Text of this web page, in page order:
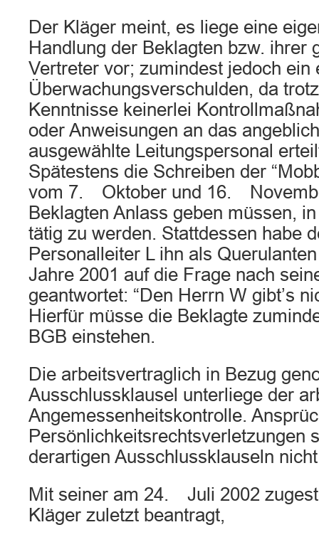
Der Kläger meint, es liege eine
Handlung der Beklagten bzw. ihrer
Vertreter vor; zumindest jedoch ein
Überwachungsverschulden, da
Kenntnisse keinerlei
oder Anweisungen an das
ausgewählte Leitungspersonal
Spätestens die Schreiben der
vom 7. Oktober und 16.
Beklagten Anlass geben müssen,
tätig zu werden. Stattdessen habe
Personalleiter L ihn als
Jahre 2001 auf die Frage nach
geantwortet: “Den Herrn W gibt’s
Hierfür müsse die Beklagte
BGB einstehen.
Die arbeitsvertraglich in Bezug
Ausschlussklausel unterliege der
Angemessenheitskontrolle.
Persönlichkeitsrechtsverletzungen
derartigen Ausschlussklauseln
Mit seiner am 24. Juli 2002
Kläger zuletzt beantragt,